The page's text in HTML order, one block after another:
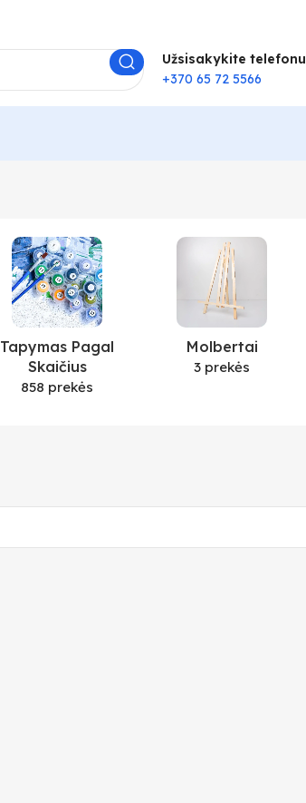
Užsisakykite telefonu
+370 65 72 5566
Tapymas Pagal
Skaičius
858 prekės
Molbertai
3 prekės